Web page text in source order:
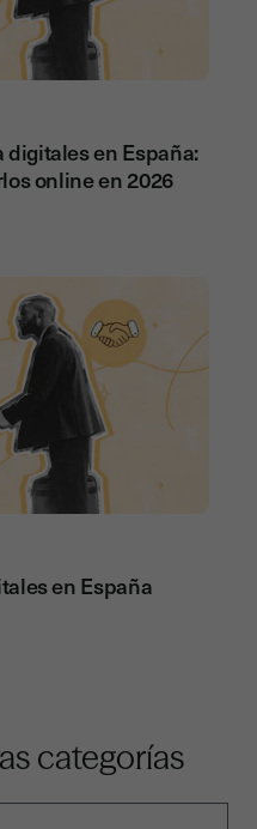
en España:
online en 2026
en España
categorías